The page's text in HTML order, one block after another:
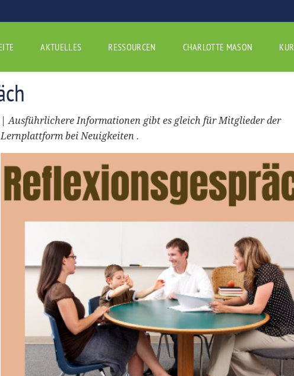
AKTUELLES RESSOURCEN CHARLOTTE MASON
| Ausführlichere Informationen gibt es gleich für Mitglieder der
Lernplattform bei Neuigkeiten .